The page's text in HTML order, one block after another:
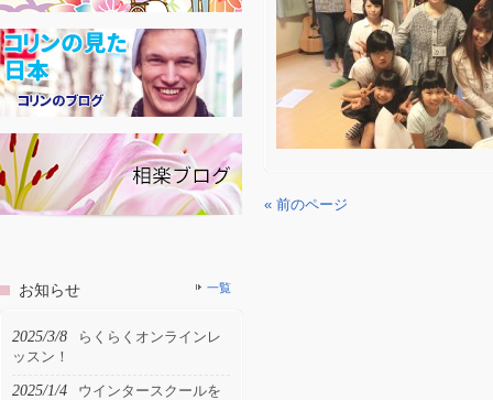
« 前のページ
お知らせ 一覧
2025/3/8
らくらくオンラインレ
ッスン！
2025/1/4
ウインタースクールを